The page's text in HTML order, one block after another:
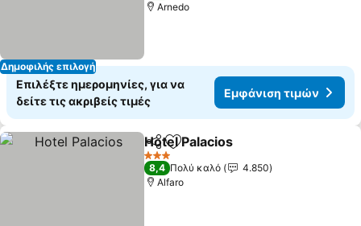
Δημοφιλής επιλογή
Arnedo
Επιλέξτε ημερομηνίες, για να
δείτε τις ακριβείς τιμές
Εμφάνιση τιμών
Κοινοποίηση
Προσθήκη στα αγαπημένα
Hotel Palacios
3 Αστέρια
8,4 Πολύ καλό
4.850
Alfaro